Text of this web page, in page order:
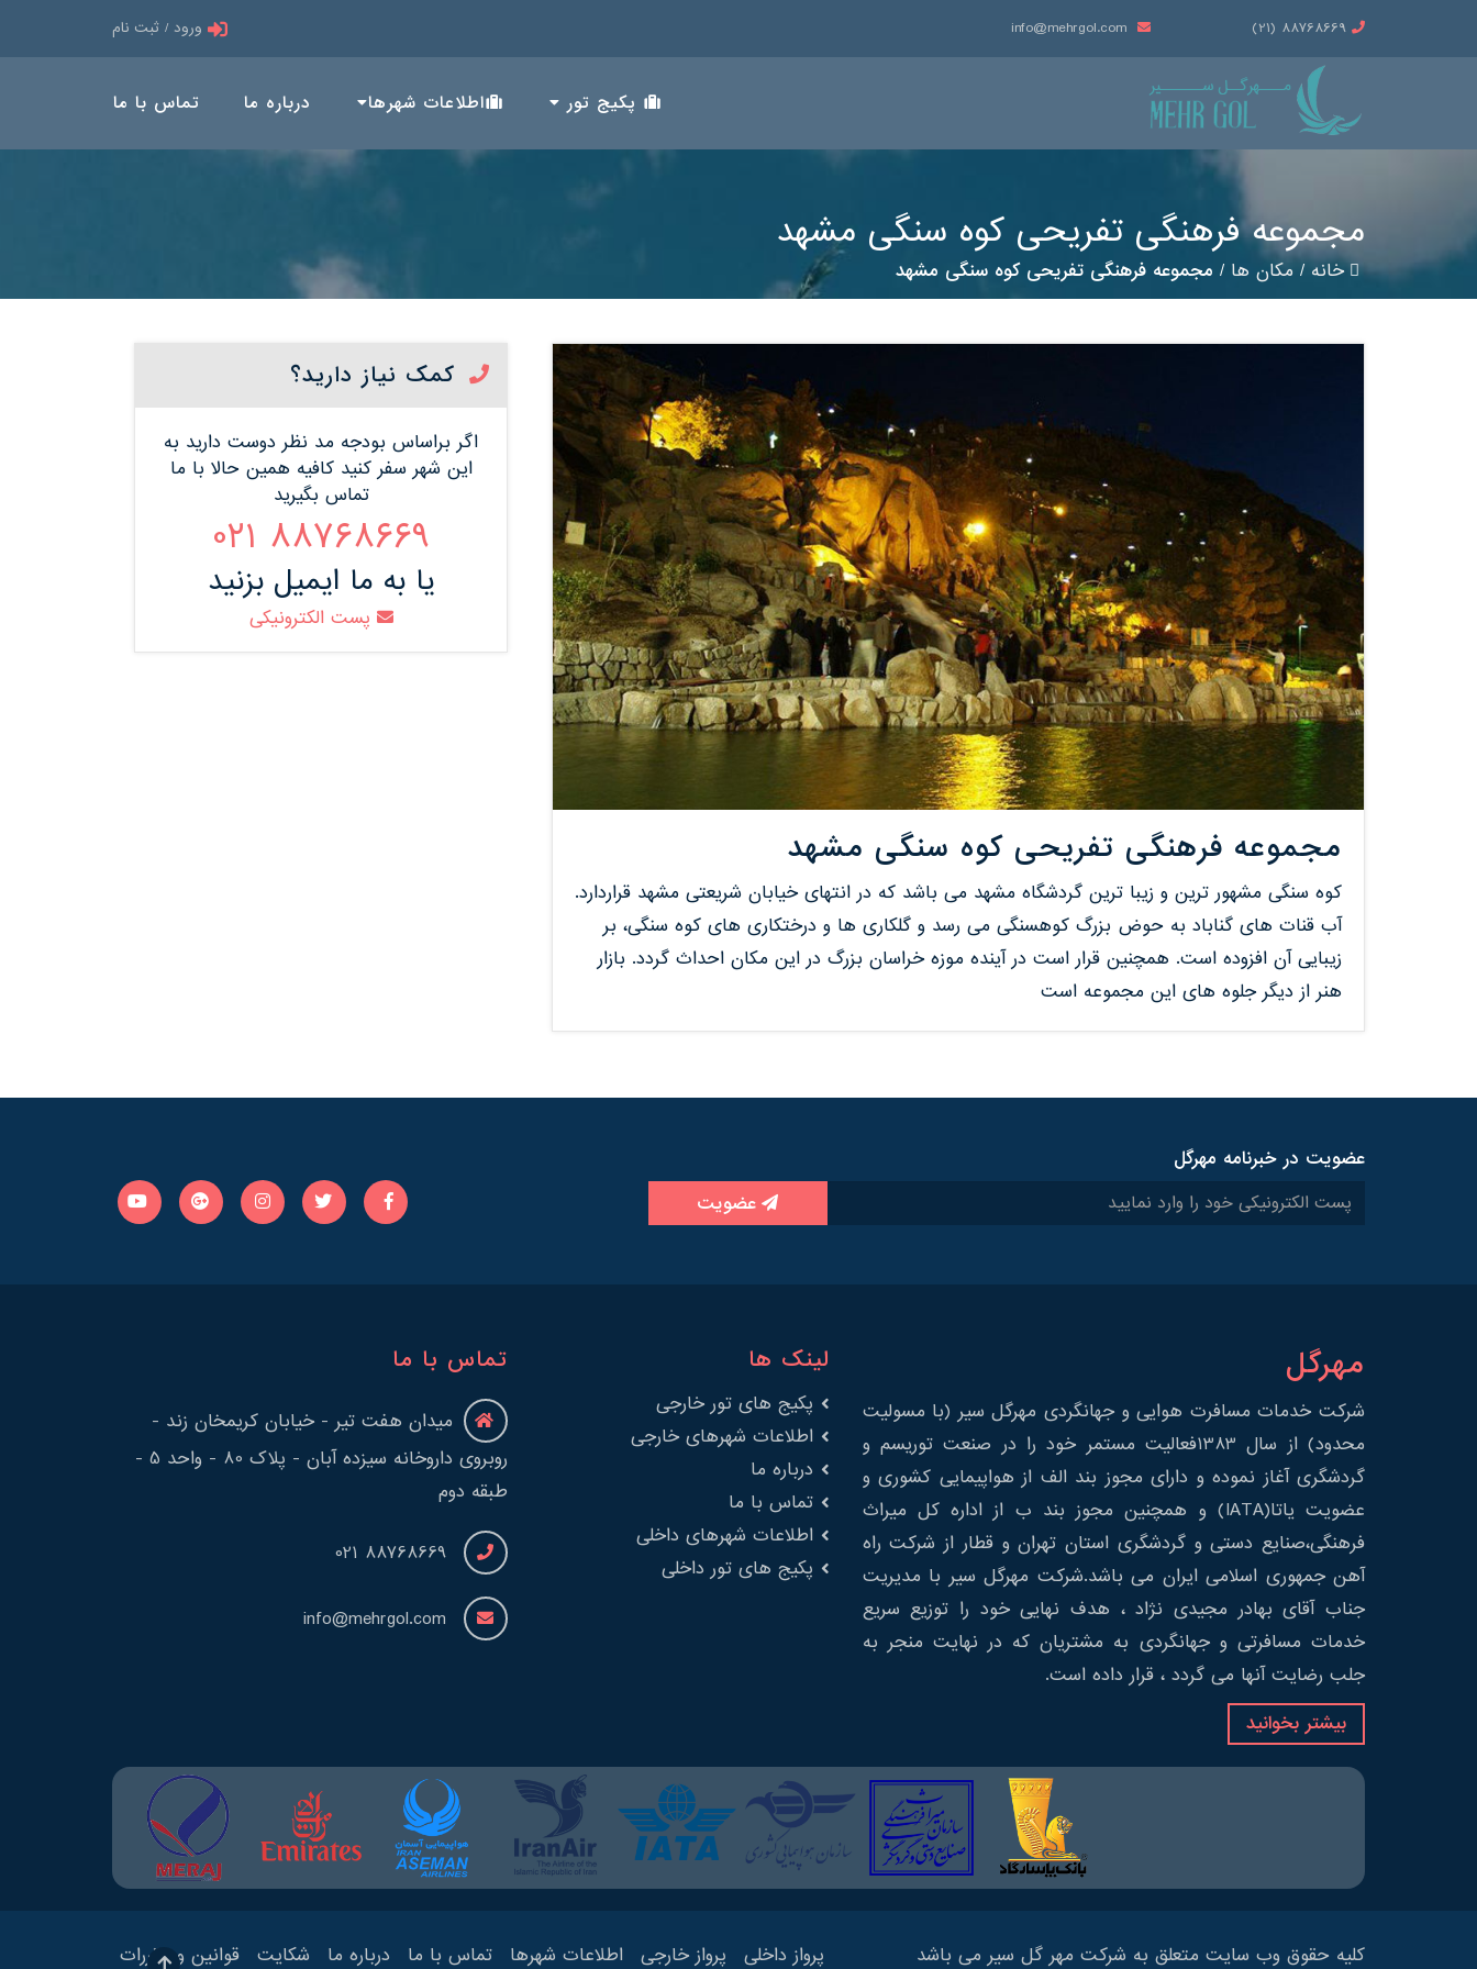
88768669 (21) ورود / ثبت نام
پکیج تور اطلاعات شهرها درباره ما تماس با ما
مجموعه فرهنگی تفریحی کوه سنگی مشهد
خانه / مکان ها / مجموعه فرهنگی تفریحی کوه سنگی مشهد
مجموعه فرهنگی تفریحی کوه سنگی مشهد
کوه سنگی مشهور ترین و زیبا ترین گردشگاه مشهد می باشد که در انتهای خیابان شریعتی مشهد قراردارد.
آب قنات های گناباد به حوض بزرگ کوهسنگی می رسد و گلکاری ها و درختکاری های کوه سنگی، بر
زیبایی آن افزوده است. همچنین قرار است در آینده موزه خراسان بزرگ در این مکان احداث گردد. بازار
هنر از دیگر جلوه های این مجموعه است
کمک نیاز دارید؟
اگر براساس بودجه مد نظر دوست دارید به
این شهر سفر کنید کافیه همین حالا با ما
تماس بگیرید
88768669 021
یا به ما ایمیل بزنید
پست الکترونیکی
عضویت در خبرنامه مهرگل
عضویت
مهرگل
شرکت خدمات مسافرت هوایی و جهانگردی مهرگل سیر (با مسولیت
محدود) از سال 1383فعالیت مستمر خود را در صنعت توریسم و
گردشگری آغاز نموده و دارای مجوز بند الف از هواپیمایی کشوری و
عضویت یاتا(IATA) و همچنین مجوز بند ب از اداره کل میراث
فرهنگی،صنایع دستی و گردشگری استان تهران و قطار از شرکت راه
آهن جمهوری اسلامی ایران می باشد.شرکت مهرگل سیر با مدیریت
جناب آقای بهادر مجیدی نژاد ، هدف نهایی خود را توزیع سریع
خدمات مسافرتی و جهانگردی به مشتریان که در نهایت منجر به
جلب رضایت آنها می گردد ، قرار داده است.
بیشتر بخوانید
لینک ها
پکیج های تور خارجی
اطلاعات شهرهای خارجی
درباره ما
تماس با ما
اطلاعات شهرهای داخلی
پکیج های تور داخلی
تماس با ما
میدان هفت تیر - خیابان کریمخان زند -
روبروی داروخانه سیزده آبان - پلاک 80 - واحد 5 -
طبقه دوم
کلیه حقوق وب سایت متعلق به شرکت مهر گل سیر می باشد پرواز داخلی پرواز خارجی اطلاعات شهرها تماس با ما درباره ما شکایت قوانین و مقررات